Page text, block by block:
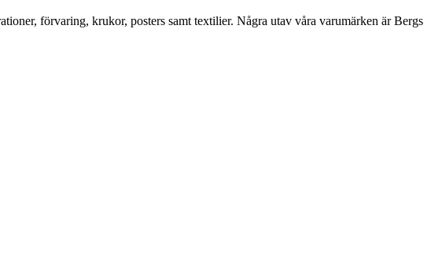
förvaring, krukor, posters samt textilier. Några utav våra varumärken är Bergs